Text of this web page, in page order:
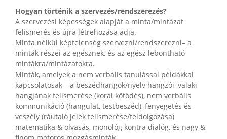
Hogyan történik a szervezés/rendszerezés?
A szervezési képességek alapját a minta/mintázat
felismerés és újra létrehozása adja.
Minta nélkül képtelenség szervezni/rendszerezni– a
minták részei az egésznek, és az egész lebontható
mintákra/mintázatokra.
Minták, amelyek a nem verbális tanulással példákkal
kapcsolatosak – a beszédhangok/nyelv hangzói, valaki
hangjának felismerése (korai kötődés), nem verbális
kommunikáció (hangulat, testbeszéd), fenyegetés és
veszély (ráutaló jelek felismerése/feldolgozása)
matematika & olvasás, monológ kontra dialóg, és nagy &